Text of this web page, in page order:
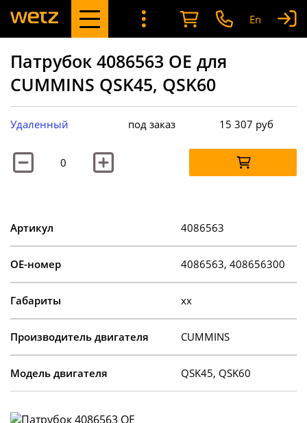
En
Патрубок 4086563 OE для
CUMMINS QSK45, QSK60
Удаленный под заказ 15 307 руб
Артикул 4086563
OE-номер 4086563, 408656300
Габариты xx
Производитель двигателя CUMMINS
Модель двигателя QSK45, QSK60